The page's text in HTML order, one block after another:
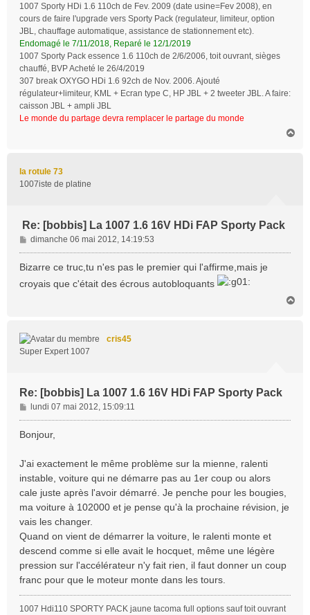
1007 Sporty HDi 1.6 110ch de Fev. 2009 (date usine=Fev 2008), en
cours de faire l'upgrade vers Sporty Pack (regulateur, limiteur, option
JBL, chauffage automatique, assistance de stationnement etc).
Endomagé le 7/11/2018, Reparé le 12/1/2019
1007 Sporty Pack essence 1.6 110ch de 2/6/2006, toit ouvrant, sièges
chauffé, BVP Acheté le 26/4/2019
307 break OXYGO HDi 1.6 92ch de Nov. 2006. Ajouté
régulateur+limiteur, KML + Ecran type C, HP JBL + 2 tweeter JBL. A faire:
caisson JBL + ampli JBL
Le monde du partage devra remplacer le partage du monde
la rotule 73
1007iste de platine
Re: [bobbis] La 1007 1.6 16V HDi FAP Sporty Pack
M
e
s
a
dimanche 06 mai 2012, 14:19:53
Bizarre ce truc,tu n'es pas le premier qui l'affirme,mais je
croyais que c'était des écrous autobloquants
cris45
Super Expert 1007
Re: [bobbis] La 1007 1.6 16V HDi FAP Sporty Pack
M
e
g
e
lundi 07 mai 2012, 15:09:11
Bonjour,
J'ai exactement le même problème sur la mienne, ralenti
instable, voiture qui ne démarre pas au 1er coup ou alors
cale juste après l'avoir démarré. Je penche pour les bougies,
ma voiture à 102000 et je pense qu'à la prochaine révision, je
vais les changer.
Quand on vient de démarrer la voiture, le ralenti monte et
descend comme si elle avait le hocquet, même une légère
pression sur l'accélérateur n'y fait rien, il faut donner un coup
franc pour que le moteur monte dans les tours.
1007 Hdi110 SPORTY PACK jaune tacoma full options sauf toit ouvrant